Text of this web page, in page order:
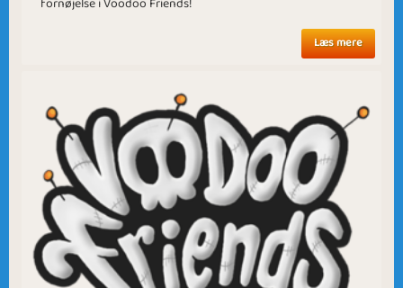
Snow Flake Festival Season
Fool in Love Scary House
Læs mere